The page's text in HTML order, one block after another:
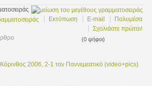
Εκτύπωση
E-mail
Πολυμέσα
Σχολιάστε πρώτοι!
(0 ψήφοι)